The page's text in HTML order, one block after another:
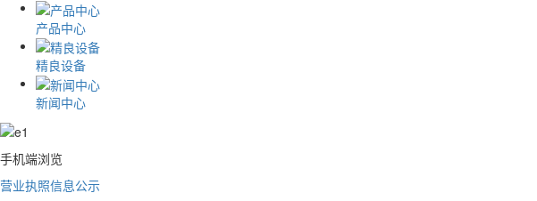
产品中心
精良设备
新闻中心
手机端浏览
营业执照信息公示